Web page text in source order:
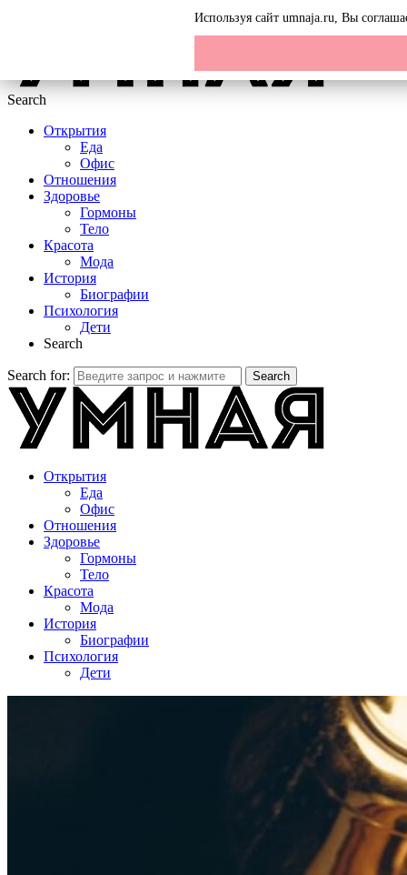
Search
Открытия
Еда
Офис
Отношения
Здоровье
Гормоны
Тело
Красота
Мода
История
Биографии
Психология
Дети
Search
Search for: Search
Открытия
Еда
Офис
Отношения
Здоровье
Гормоны
Тело
Красота
Мода
История
Биографии
Психология
Дети
Используя сайт umnaja.ru, Вы